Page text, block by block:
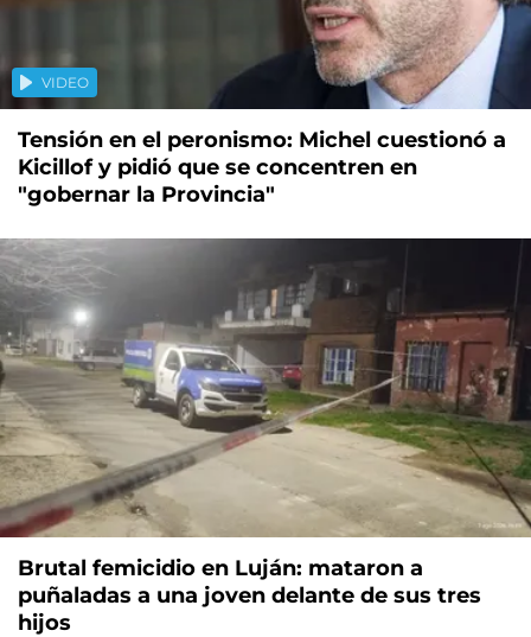
VIDEO
Tensión en el peronismo: Michel cuestionó a
Kicillof y pidió que se concentren en
"gobernar la Provincia"
Brutal femicidio en Luján: mataron a
puñaladas a una joven delante de sus tres
hijos